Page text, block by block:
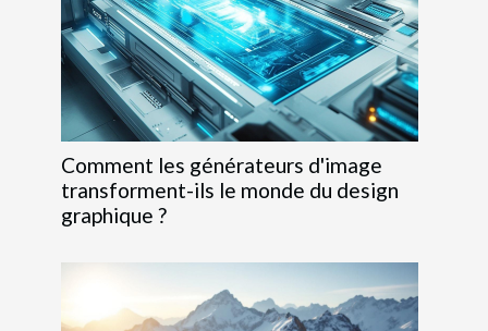
Comment les générateurs d'image
transforment-ils le monde du design
graphique ?